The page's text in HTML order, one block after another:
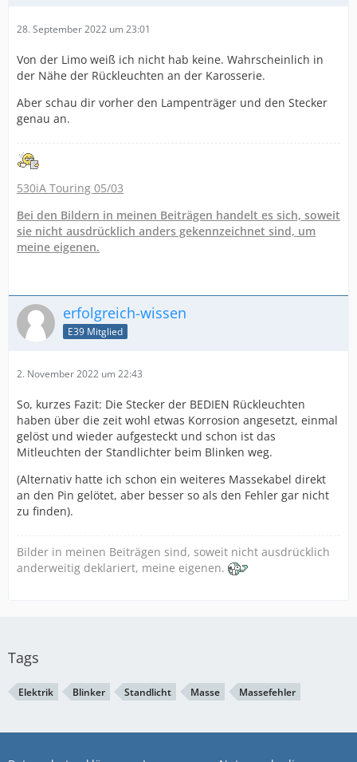
28. September 2022 um 23:01
Von der Limo weiß ich nicht hab keine. Wahrscheinlich in
der Nähe der Rückleuchten an der Karosserie.
Aber schau dir vorher den Lampenträger und den Stecker
genau an.
530iA Touring 05/03
Bei den Bildern in meinen Beiträgen handelt es sich, soweit
sie nicht ausdrücklich anders gekennzeichnet sind, um
meine eigenen.
erfolgreich-wissen
E39 Mitglied
2. November 2022 um 22:43
So, kurzes Fazit: Die Stecker der BEDIEN Rückleuchten
haben über die zeit wohl etwas Korrosion angesetzt, einmal
gelöst und wieder aufgesteckt und schon ist das
Mitleuchten der Standlichter beim Blinken weg.
(Alternativ hatte ich schon ein weiteres Massekabel direkt
an den Pin gelötet, aber besser so als den Fehler gar nicht
zu finden).
Bilder in meinen Beiträgen sind, soweit nicht ausdrücklich
anderweitig deklariert, meine eigenen.
Tags
Elektrik Blinker Standlicht Masse Massefehler